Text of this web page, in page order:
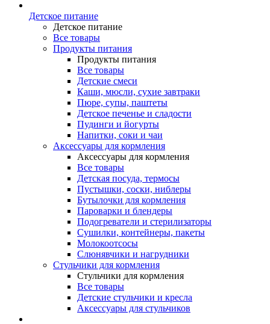
Детское питание
Детское питание
Все товары
Продукты питания
Продукты питания
Все товары
Детские смеси
Каши, мюсли, сухие завтраки
Пюре, супы, паштеты
Детское печенье и сладости
Пудинги и йогурты
Напитки, соки и чаи
Аксессуары для кормления
Аксессуары для кормления
Все товары
Детская посуда, термосы
Пустышки, соски, ниблеры
Бутылочки для кормления
Пароварки и блендеры
Подогреватели и стерилизаторы
Сушилки, контейнеры, пакеты
Молокоотсосы
Слюнявчики и нагрудники
Стульчики для кормления
Стульчики для кормления
Все товары
Детские стульчики и кресла
Аксессуары для стульчиков